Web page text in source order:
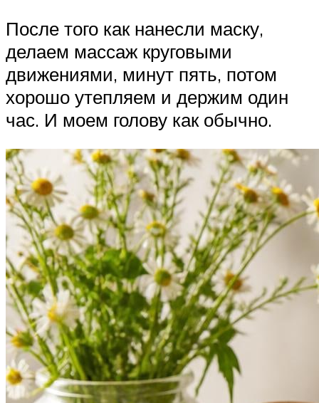
После того как нанесли маску,
делаем массаж круговыми
движениями, минут пять, потом
хорошо утепляем и держим один
час. И моем голову как обычно.